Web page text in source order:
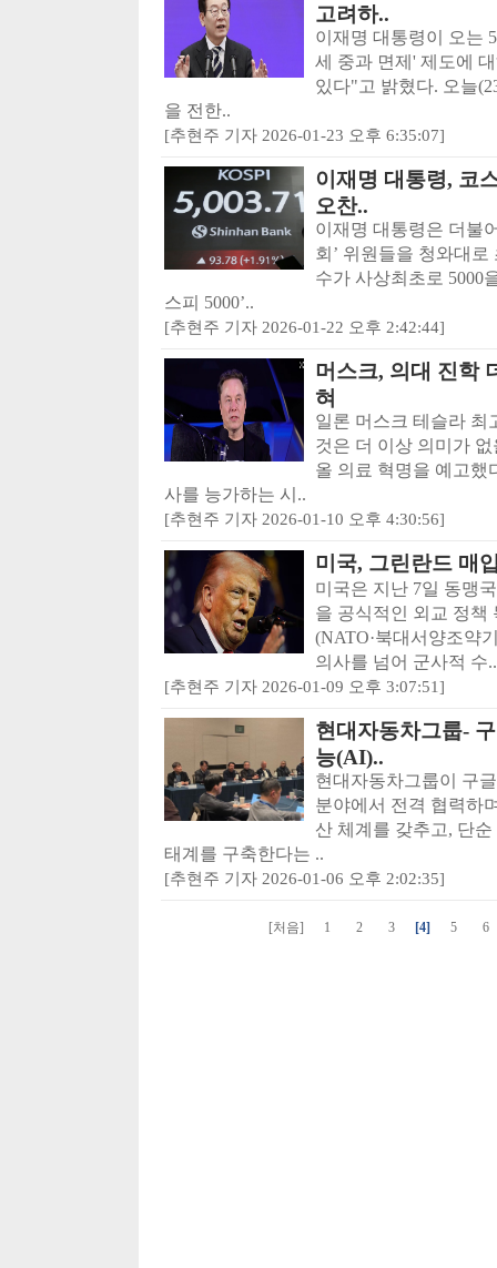
고려하..
이재명 대통령이 오는
세 중과 면제' 제도에
있다"고 밝혔다. 오늘
을 전한..
[추현주 기자 2026-01-23 오후 6:35:07]
이재명 대통령, 코
오찬..
이재명 대통령은 더불
회’ 위원들을 청와대
수가 사상최초로 5000
스피 5000’..
[추현주 기자 2026-01-22 오후 2:42:44]
머스크, 의대 진학
혀
일론 머스크 테슬라 최
것은 더 이상 의미가
올 의료 혁명을 예고했
사를 능가하는 시..
[추현주 기자 2026-01-10 오후 4:30:56]
미국, 그린란드 매
미국은 지난 7일 동맹
을 공식적인 외교 정책
(NATO·북대서양조약
의사를 넘어 군사적 수..
[추현주 기자 2026-01-09 오후 3:07:51]
현대자동차그룹-
능(AI)..
현대자동차그룹이 구
분야에서 전격 협력하
산 체계를 갖추고, 단
태계를 구축한다는 ..
[추현주 기자 2026-01-06 오후 2:02:35]
[처음] 1 2 3 [4] 5 6